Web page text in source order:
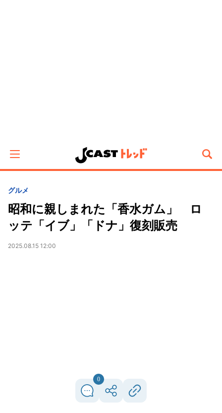
グルメ
昭和に親しまれた「香水ガム」 ロ
ッテ「イブ」「ドナ」復刻販売
2025.08.15 12:00
0